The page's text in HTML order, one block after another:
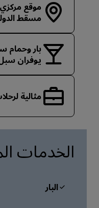
موقع
مسقط
بار وحمام
يوفران
مثالية
الخدمات
البار